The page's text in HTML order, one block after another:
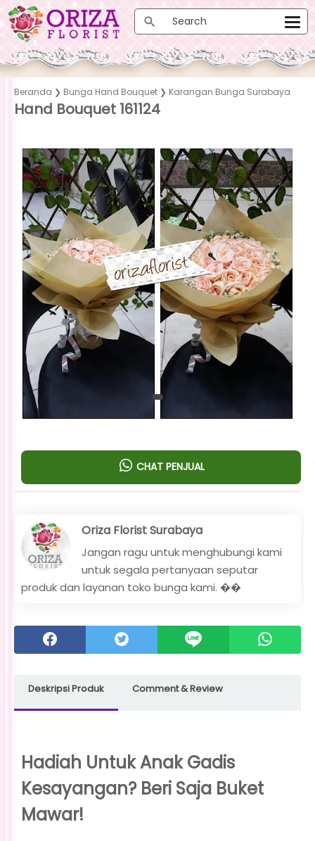
Beranda ❯ Bunga Hand Bouquet ❯ Karangan Bunga Surabaya
Hand Bouquet 161124
CHAT PENJUAL
Oriza Florist Surabaya
Jangan ragu untuk menghubungi kami
untuk segala pertanyaan seputar
produk dan layanan toko bunga kami. ��
Deskripsi Produk Comment & Review
Hadiah Untuk Anak Gadis
Kesayangan? Beri Saja Buket
Mawar!